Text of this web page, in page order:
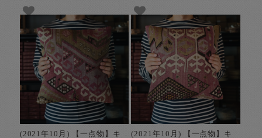
(2021年10月) 【一点物】キ
(2021年10月) 【一点物】キ